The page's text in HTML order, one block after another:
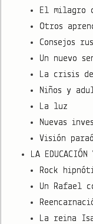
El milagro
Otros
Consejos
Un nuevo
La crisis
Niños y
La luz
Nuevas
Visión
LA
Rock
Un Rafael
La reina